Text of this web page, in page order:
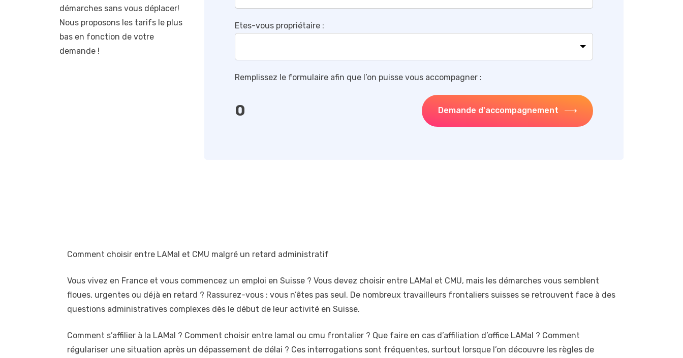
démarches sans vous déplacer!
Nous proposons les tarifs le plus
bas en fonction de votre
demande !
Etes-vous propriétaire :
Remplissez le formulaire afin que l’on puisse vous accompagner :
0 Demande d'accompagnement
Comment choisir entre LAMal et CMU malgré un retard administratif
Vous vivez en France et vous commencez un emploi en Suisse ? Vous devez choisir entre LAMal et CMU, mais les démarches vous semblent
floues, urgentes ou déjà en retard ? Rassurez-vous : vous n’êtes pas seul. De nombreux travailleurs frontaliers suisses se retrouvent face à des
questions administratives complexes dès le début de leur activité en Suisse.
Comment s’affilier à la LAMal ? Comment choisir entre lamal ou cmu frontalier ? Que faire en cas d’affiliation d’office LAMal ? Comment
régulariser une situation après un dépassement de délai ? Ces interrogations sont fréquentes, surtout lorsque l’on découvre les règles de